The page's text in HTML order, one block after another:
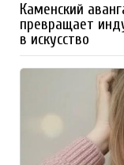
Каменский
превращает
в искусство